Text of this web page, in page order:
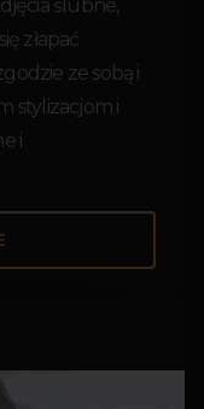
ślubne,
złapać
ze sobą i
stylizacjom i
i